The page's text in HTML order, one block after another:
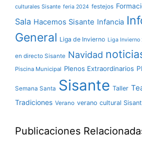
culturales Sisante feria 2024 festejos
Sala Hacemos Sisante Infancia
General Liga de Invierno Liga Invierno
en directo Sisante Navidad
Piscina Municipal Plenos Extraordinarios
Semana Santa Sisante Taller
Tradiciones Verano verano cultural
Publicaciones